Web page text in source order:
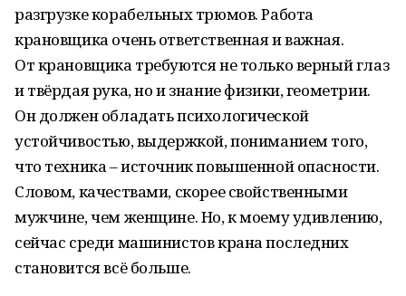
разгрузке корабельных трюмов. Работа
крановщика очень ответственная и важная.
От крановщика требуются не только верный глаз
и твёрдая рука, но и знание физики, геометрии.
Он должен обладать психологической
устойчивостью, выдержкой, пониманием того,
что техника – источник повышенной опасности.
Словом, качествами, скорее свойственными
мужчине, чем женщине. Но, к моему удивлению,
сейчас среди машинистов крана последних
становится всё больше.